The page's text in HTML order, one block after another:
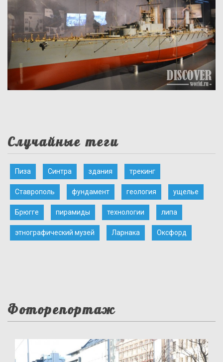
Случайные теги
Пиза Синтра здания трекинг
Ставрополь фундамент геология ущелье
Брюгге пирамиды технологии липа
этнографический музей Ларнака Оксфорд
Фоторепортаж